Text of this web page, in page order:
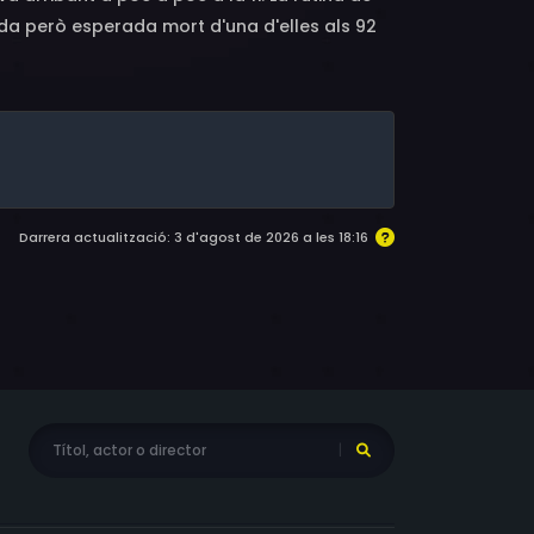
però esperada mort d'una d'elles als 92
si es premiés l'assoliment d'haver
la vellesa i el temps. D'una forma
vida. Entre esperar la mort i voler
Darrera actualització: 3 d'agost de 2026 a les 18:16